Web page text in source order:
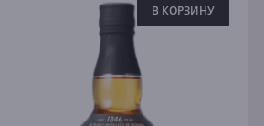
В КОРЗИНУ